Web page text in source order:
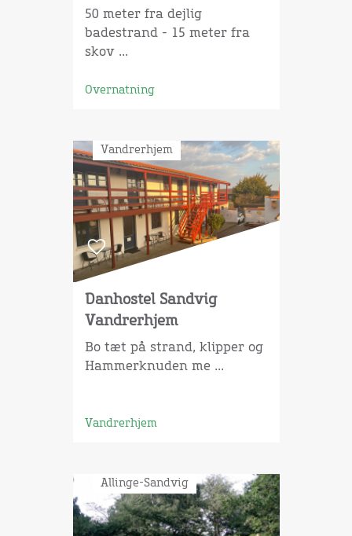
50 meter fra dejlig
badestrand - 15 meter fra
skov ...
Overnatning
Vandrerhjem
Danhostel Sandvig
Vandrerhjem
Bo tæt på strand, klipper og
Hammerknuden me ...
Vandrerhjem
Allinge-Sandvig